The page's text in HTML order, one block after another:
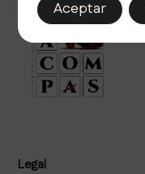
Legal
Aceptar